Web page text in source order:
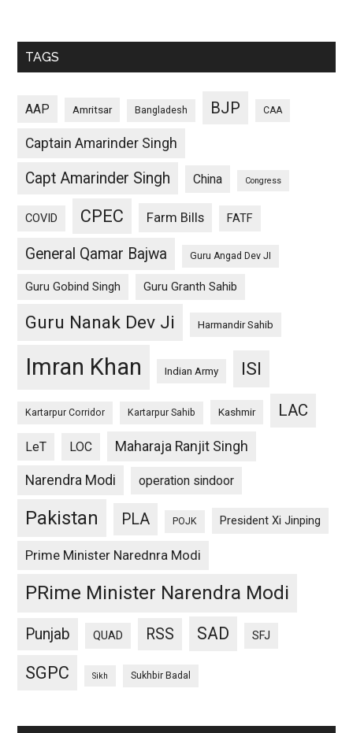
TAGS
AAP Amritsar Bangladesh BJP CAA
Captain Amarinder Singh
Capt Amarinder Singh China Congress
COVID CPEC Farm Bills FATF
General Qamar Bajwa Guru Angad Dev JI
Guru Gobind Singh Guru Granth Sahib
Guru Nanak Dev Ji Harmandir Sahib
Imran Khan Indian Army ISI
Kartarpur Corridor Kartarpur Sahib Kashmir LAC
LeT LOC Maharaja Ranjit Singh
Narendra Modi operation sindoor
Pakistan PLA POJK President Xi Jinping
Prime Minister Narednra Modi
PRime Minister Narendra Modi
Punjab QUAD RSS SAD SFJ
SGPC Sikh Sukhbir Badal